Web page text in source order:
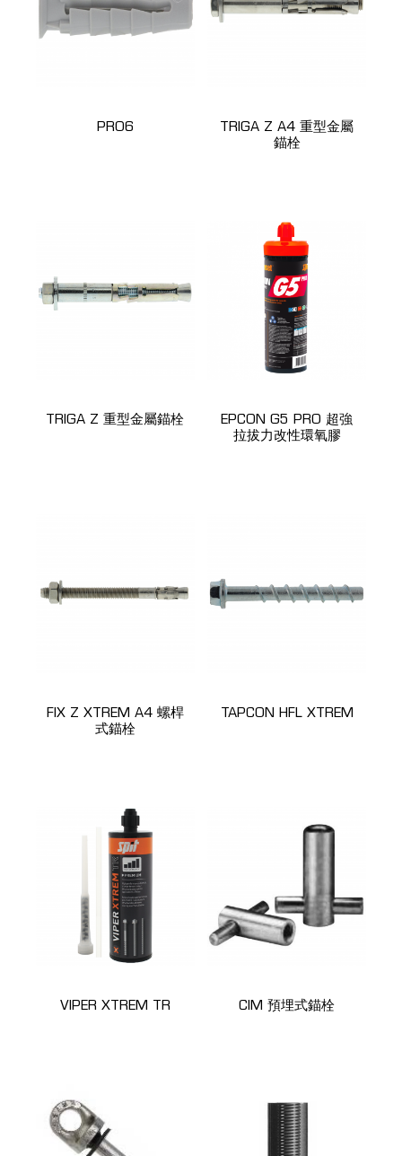
PRO6
TRIGA Z A4 重型金屬
錨栓
TRIGA Z 重型金屬錨栓
EPCON G5 PRO 超強
拉拔力改性環氧膠
FIX Z XTREM A4 螺桿
式錨栓
TAPCON HFL XTREM
VIPER XTREM TR CIM 預埋式錨栓